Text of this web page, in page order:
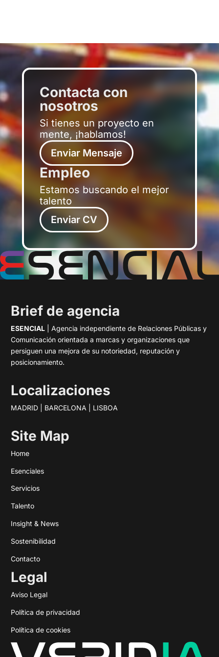
Contacta con
nosotros
Si tienes un proyecto en
mente, ¡hablamos!
Enviar Mensaje
Empleo
Estamos buscando el mejor
talento
Enviar CV
Brief de agencia
ESENCIAL | Agencia independiente de Relaciones Públicas y
Comunicación orientada a marcas y organizaciones que
persiguen una mejora de su notoriedad, reputación y
posicionamiento.
Localizaciones
MADRID | BARCELONA | LISBOA
Site Map
Home
Esenciales
Servicios
Talento
Insight & News
Sostenibilidad
Contacto
Legal
Aviso Legal
Política de privacidad
Política de cookies